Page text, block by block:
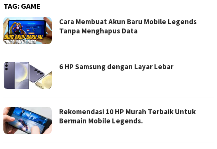
TAG: GAME
Cara Membuat Akun Baru Mobile Legends
Tanpa Menghapus Data
6 HP Samsung dengan Layar Lebar
Rekomendasi 10 HP Murah Terbaik Untuk
Bermain Mobile Legends.